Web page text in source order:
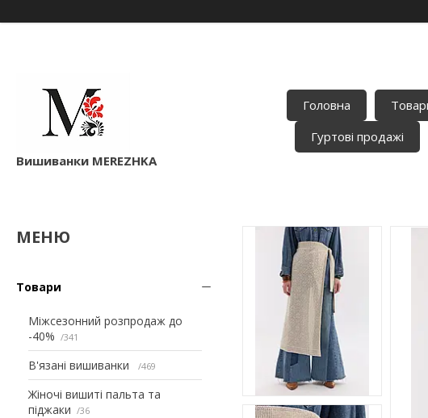
Вишиванки MEREZHKA
Головна
Гуртові продажі
Товари
Міжсезонний розпродаж до
-40%
341
В'язані вишиванки 469
Жіночі вишиті пальта та
піджаки
36